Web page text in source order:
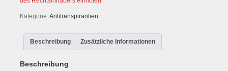
Kategorie:Antitranspirantien
Beschreibung Zusätzliche Informationen
Beschreibung